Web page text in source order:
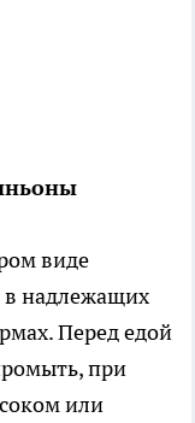
виде
надлежащих
Перед едой
при
или